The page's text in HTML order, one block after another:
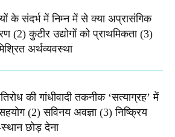
के संदर्भ में निम्न में से क्या अप्रासंगिक
(2) कुटीर उद्योगों को प्राथमिकता (3)
अर्थव्यवस्था
की गांधीवादी तकनीक ‘सत्याग्रह’ में
(2) सविनय अवज्ञा (3) निष्क्रिय
छोड़ देना